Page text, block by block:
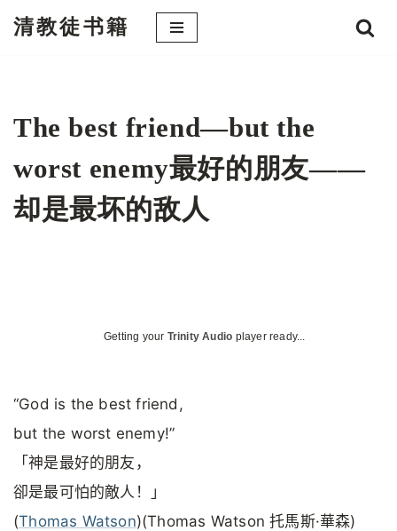
文
清教徒书籍
The best friend—but the
worst enemy最好的朋友——
却是最坏的敌人
Getting your Trinity Audio player ready...
“God is the best friend,
but the worst enemy!”
「神是最好的朋友，
卻是最可怕的敵人！」
(Thomas Watson)(Thomas Watson 托馬斯·華森)